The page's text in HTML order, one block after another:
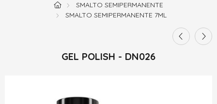
SMALTO SEMIPERMANENTE
SMALTO SEMIPERMANENTE 7ML
GEL POLISH - DN026